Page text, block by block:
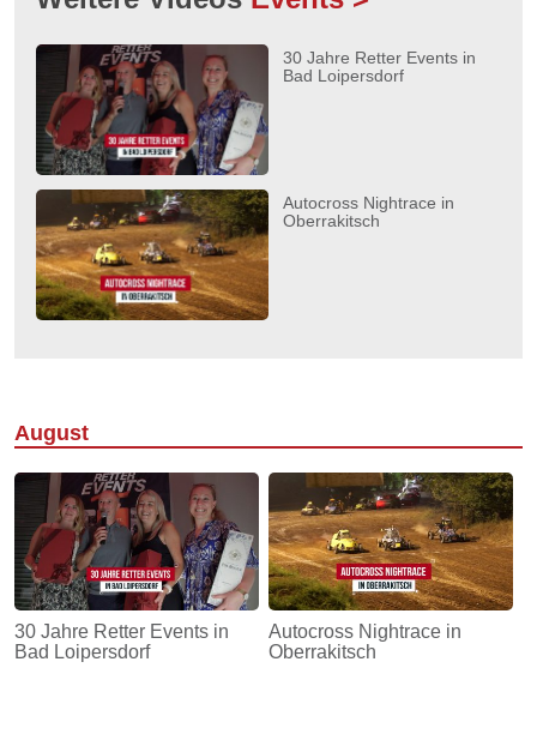
30 Jahre Retter Events in
Bad Loipersdorf
Autocross Nightrace in
Oberrakitsch
August
30 Jahre Retter Events in
Bad Loipersdorf
Autocross Nightrace in
Oberrakitsch